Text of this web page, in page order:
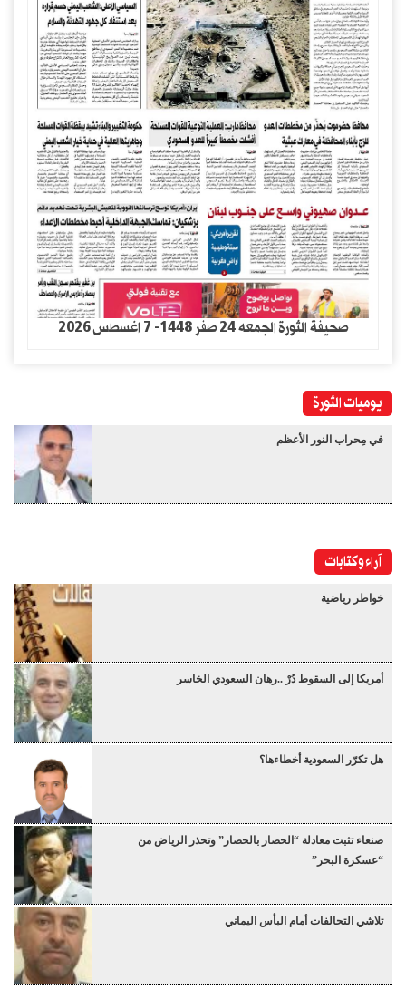
صحيفة الثورة الجمعه 24 صفر 1448- 7 اغسطس 2026
يوميات الثورة
في مِحراب النور الأعظم
آراء وكتابات
خواطر رياضية
أمريكا إلى السقوط دُرْ ..رهان السعودي الخاسر
هل تكرّر السعودية أخطاءها؟
صنعاء تثبت معادلة “الحصار بالحصار” وتحذر الرياض من
“عسكرة البحر”
تلاشي التحالفات أمام البأس اليماني